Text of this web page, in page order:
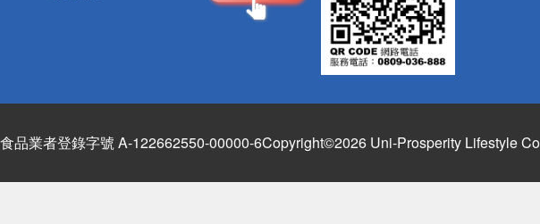
食品業者登錄字號 A-122662550-00000-6Copyright©2026 Uni-Prosperity Lifestyle